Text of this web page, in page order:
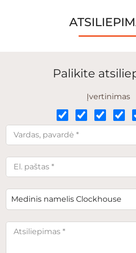
Palikite
Įvertinimas
Medinis namelis Clockhouse